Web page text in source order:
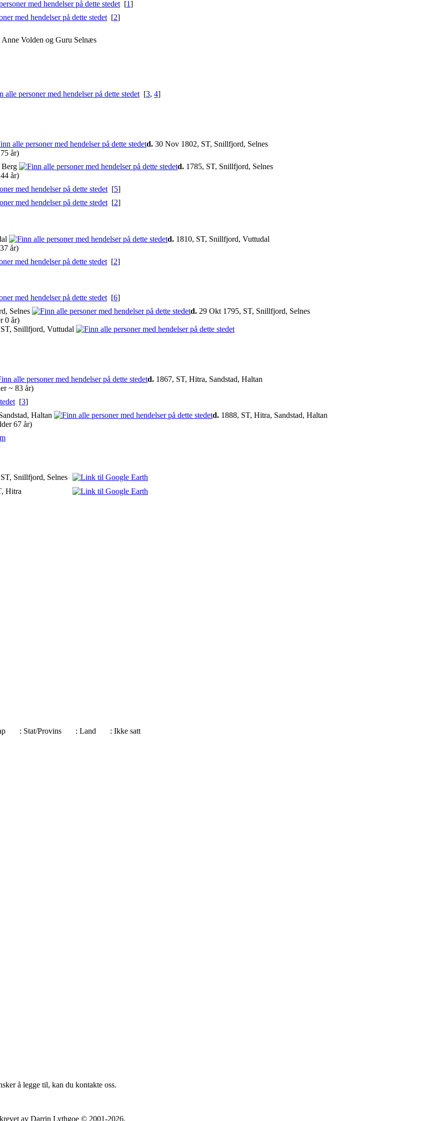
[1]
[2]
Volden og Guru Selnæs
[3, 4]
d. 30 Nov 1802, ST, Snillfjord, Selnes
år)
d. 1785, ST, Snillfjord, Selnes
år)
[5]
[2]
d. 1810, ST, Snillfjord, Vuttudal
år)
[2]
[6]
Selnes d. 29 Okt 1795, ST, Snillfjord, Selnes
0 år)
Snillfjord, Vuttudal
d. 1867, ST, Hitra, Sandstad, Haltan
~ 83 år)
[3]
Haltan d. 1888, ST, Hitra, Sandstad, Haltan
67 år)
Snillfjord, Selnes
Hitra
: Stat/Provins : Land : Ikke satt
å legge til, kan du kontakte oss.
av Darrin Lythgoe © 2001-2026.